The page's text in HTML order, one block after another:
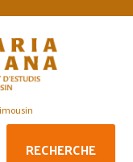
RECHERCHE